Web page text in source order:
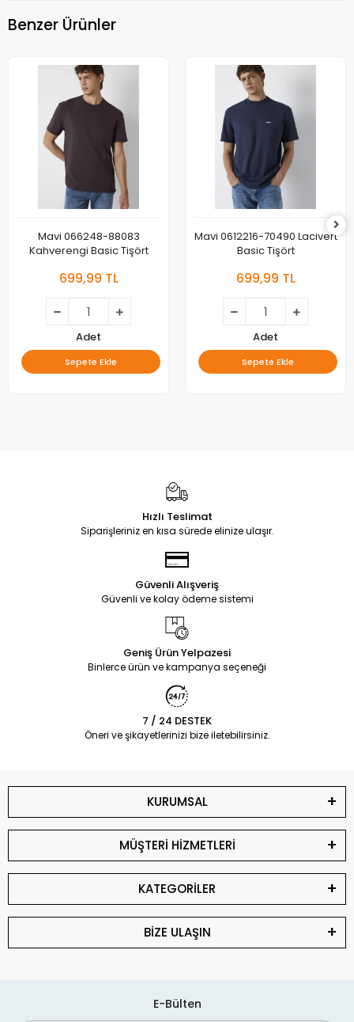
Benzer Ürünler
Mavi 066248-88083
Kahverengi Basic Tişört
699,99 TL
Adet
Sepete Ekle
Mavi 0612216-70490 Lacivert
Basic Tişört
699,99 TL
Adet
Sepete Ekle
Hızlı Teslimat
Siparişleriniz en kısa sürede elinize ulaşır.
Güvenli Alışveriş
Güvenli ve kolay ödeme sistemi
Geniş Ürün Yelpazesi
Binlerce ürün ve kampanya seçeneği
7 / 24 DESTEK
Öneri ve şikayetlerinizi bize iletebilirsiniz.
KURUMSAL
MÜŞTERİ HİZMETLERİ
KATEGORİLER
BİZE ULAŞIN
E-Bülten